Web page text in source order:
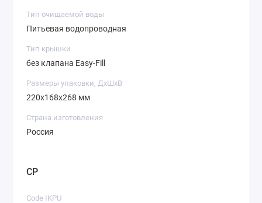
Тип очищаемой воды
Питьевая водопроводная
Тип крышки
без клапана Easy-Fill
Размеры упаковки, ДхШхВ
220x168x268 мм
Страна изготовления
Россия
CP
Code IKPU